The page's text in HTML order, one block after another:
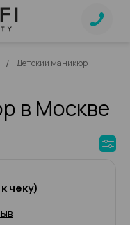
/ Детский маникюр
в Москве
чеку)